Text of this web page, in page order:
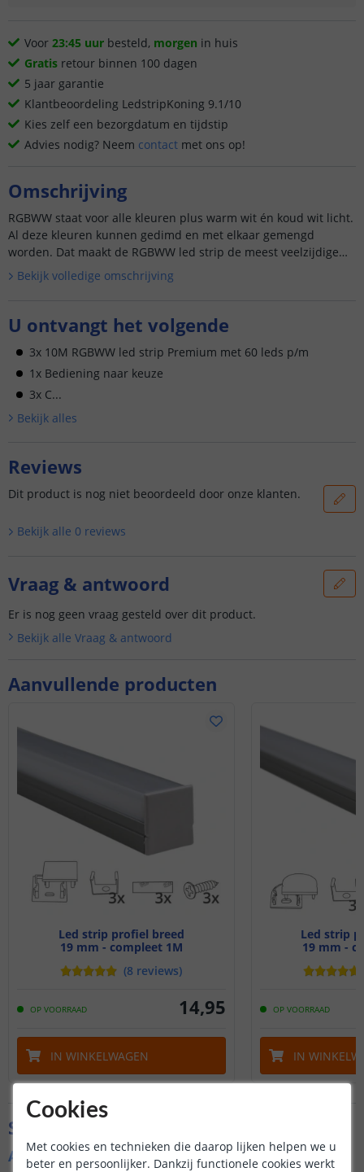
Voor 23:45 uur besteld, morgen in huis
Gratis retour binnen 100 dagen
5 jaar garantie
Klantbeoordeling LedstripKoning 9.1/10
Kies zelf een bezorgdatum en tijdstip
Advies nodig? Neem contact met ons op!
Omschrijving
RGBWW staat voor alle kleuren plus warm wit én koud wit licht.
Al deze kleuren kunnen gedimd en met elkaar gemengd
worden. Dat maakt de RGBWW led strip de meest veelzijdige
led st...
Bekijk volledige omschrijving
U ontvangt het volgende
3x 10M RGBWW led strip Premium met 60 leds p/m
1x Bediening naar keuze
3x C...
Bekijk alles
Aanvullende producten
Led strip profiel breed
19 mm - compleet 1M
(8 reviews)
OP VOORRAAD 14,95
IN WINKELWAGEN
Led strip
19 mm -
OP VOORRAAD
IN
Reviews
Dit product is nog niet beoordeeld door onze klanten.
Bekijk alle 0 reviews
Vraag & antwoord
Er is nog geen vraag gesteld over dit product.
Bekijk alle Vraag & antwoord
Specificaties
Algemene kenmerken
Cookies
Met cookies en technieken die daarop lijken helpen we u
beter en persoonlijker. Dankzij functionele cookies werkt